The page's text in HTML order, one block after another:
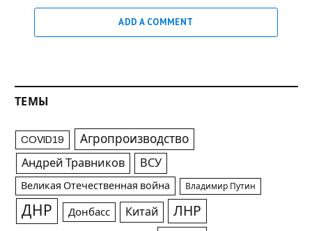
ADD A COMMENT
ТЕМЫ
COVID19 Агропроизводство
Андрей Травников ВСУ
Великая Отечественная война Владимир Путин
ДНР Донбасс Китай ЛНР